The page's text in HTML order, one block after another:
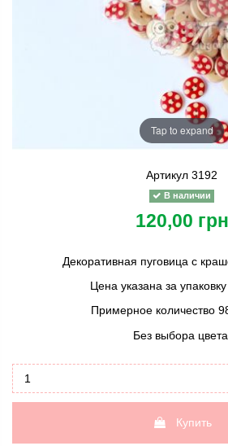
Tap to expand
Артикул 3192
В наличии
120,00 грн
Декоративная пуговица с
Цена указана за
Примерное количество
Без выбора цвета.
Купить